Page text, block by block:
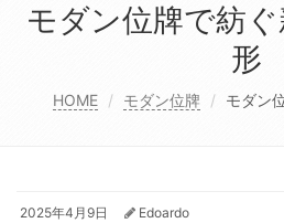
モダン位牌で紡
形
HOME モダン位牌 モダン
2025年4月9日 Edoardo